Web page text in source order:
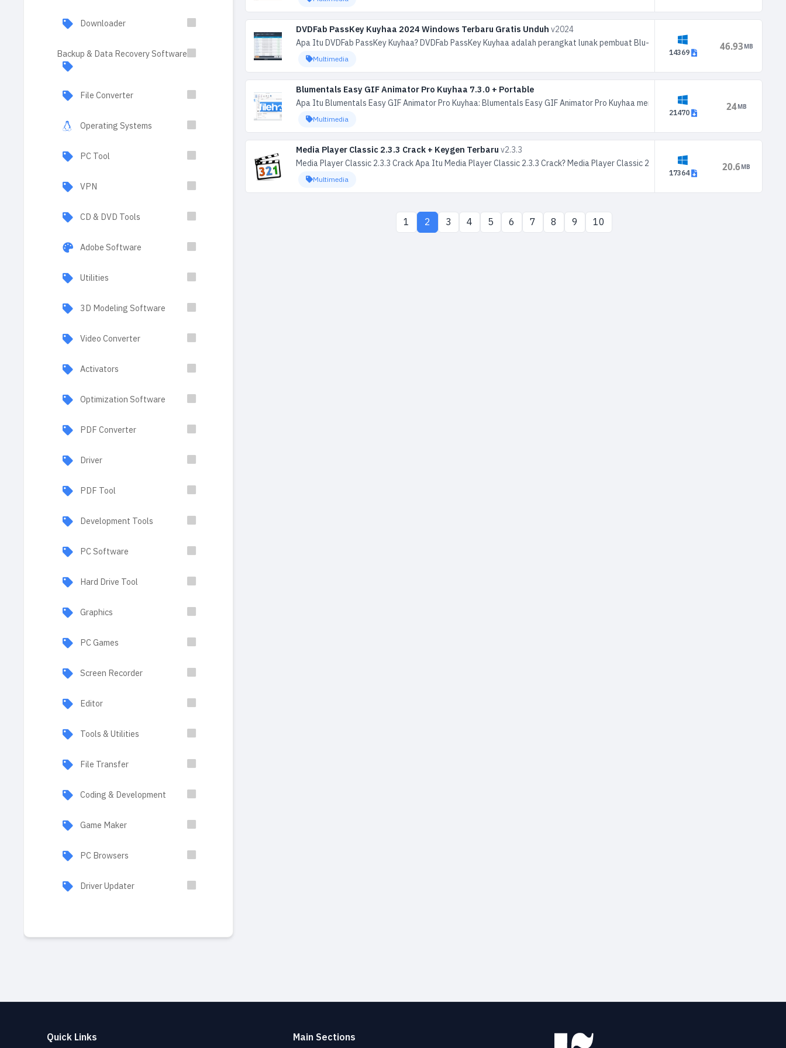
DVDFab PassKey Kuyhaa 2024 Windows Terbaru Gratis Unduhv2024
Apa Itu DVDFab PassKey Kuyhaa? DVDFab PassKey Kuyhaa adalah perangkat lunak pembuat Blu-ray dan DVD yang mudah
Multimedia
14369
46.93 MB
Blumentals Easy GIF Animator Pro Kuyhaa 7.3.0 + Portable
Apa Itu Blumentals Easy GIF Animator Pro Kuyhaa: Blumentals Easy GIF Animator Pro Kuyhaa merupakan aplikasi yang akan
Multimedia
21470
24MB
Media Player Classic 2.3.3 Crack + Keygen Terbaruv2.3.3
Media Player Classic 2.3.3 Crack Apa Itu Media Player Classic 2.3.3 Crack? Media Player Classic 2.3.3 Crack adalah media player
Multimedia
17364
20.6 MB
1 2 3 4 5 6 7 8 9 10
Downloader
Backup & Data Recovery Software
File Converter
Operating Systems
PC Tool
VPN
CD & DVD Tools
Adobe Software
Utilities
3D Modeling Software
Video Converter
Activators
Optimization Software
PDF Converter
Driver
PDF Tool
Development Tools
PC Software
Hard Drive Tool
Graphics
PC Games
Screen Recorder
Editor
Tools & Utilities
File Transfer
Coding & Development
Game Maker
PC Browsers
Driver Updater
Quick Links Main Sections